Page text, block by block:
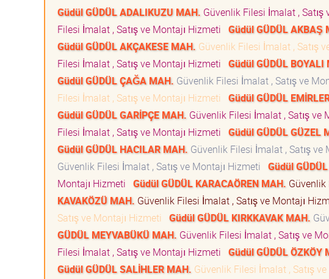
Güdül GÜDÜL ADALIKUZU MAH. Güvenlik Filesi İmalat , Satış
Filesi İmalat , Satış ve Montajı Hizmeti Güdül GÜDÜL AKBAŞ
Güdül GÜDÜL AKÇAKESE MAH. Güvenlik Filesi İmalat , Satış
Filesi İmalat , Satış ve Montajı Hizmeti Güdül GÜDÜL BOYALI
Güdül GÜDÜL ÇAĞA MAH. Güvenlik Filesi İmalat , Satış ve
Filesi İmalat , Satış ve Montajı Hizmeti Güdül GÜDÜL
Güdül GÜDÜL GARİPÇE MAH. Güvenlik Filesi İmalat , Satış ve
Filesi İmalat , Satış ve Montajı Hizmeti Güdül GÜDÜL GÜZEL
Güdül GÜDÜL HACILAR MAH. Güvenlik Filesi İmalat , Satış ve
Güvenlik Filesi İmalat , Satış ve Montajı Hizmeti Güdül
Montajı Hizmeti Güdül GÜDÜL KARACAÖREN MAH. Güvenlik
KAVAKÖZÜ MAH. Güvenlik Filesi İmalat , Satış ve Montajı
Satış ve Montajı Hizmeti Güdül GÜDÜL KIRKKAVAK MAH.
GÜDÜL MEYVABÜKÜ MAH. Güvenlik Filesi İmalat , Satış ve
Filesi İmalat , Satış ve Montajı Hizmeti Güdül GÜDÜL ÖZKÖY
Güdül GÜDÜL SALİHLER MAH. Güvenlik Filesi İmalat , Satış